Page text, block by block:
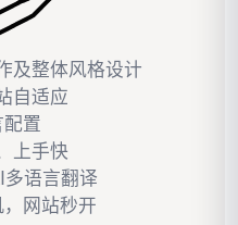
及整体风格设计
自适应
置
上手快
语言翻译
网站秒开